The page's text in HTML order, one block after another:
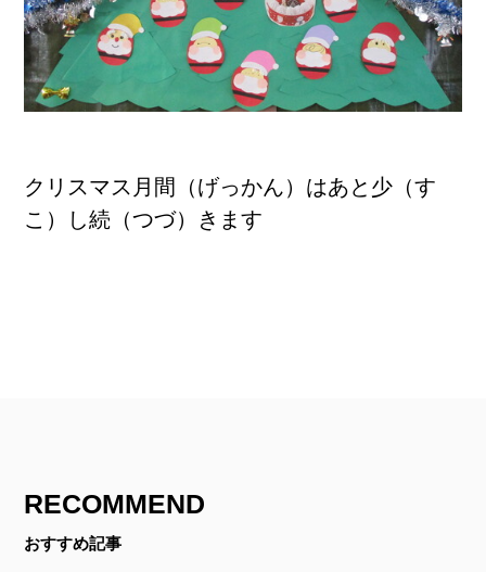
クリスマス月間（げっかん）はあと少（す
こ）し続（つづ）きます
RECOMMEND
おすすめ記事